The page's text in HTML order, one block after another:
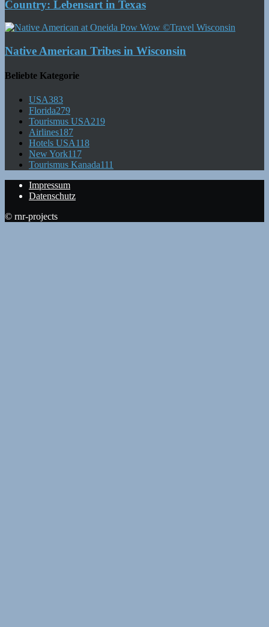
Country: Lebensart in Texas
Native American Tribes in Wisconsin
Beliebte Kategorie
USA383
Florida279
Tourismus USA219
Airlines187
Hotels USA118
New York117
Tourismus Kanada111
Impressum
Datenschutz
© rnr-projects